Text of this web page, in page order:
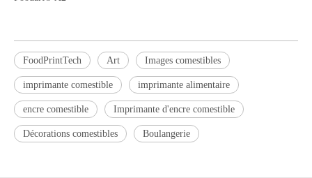
FoodPrintTech Art Images comestibles
imprimante comestible imprimante alimentaire
encre comestible Imprimante d'encre comestible
Décorations comestibles Boulangerie